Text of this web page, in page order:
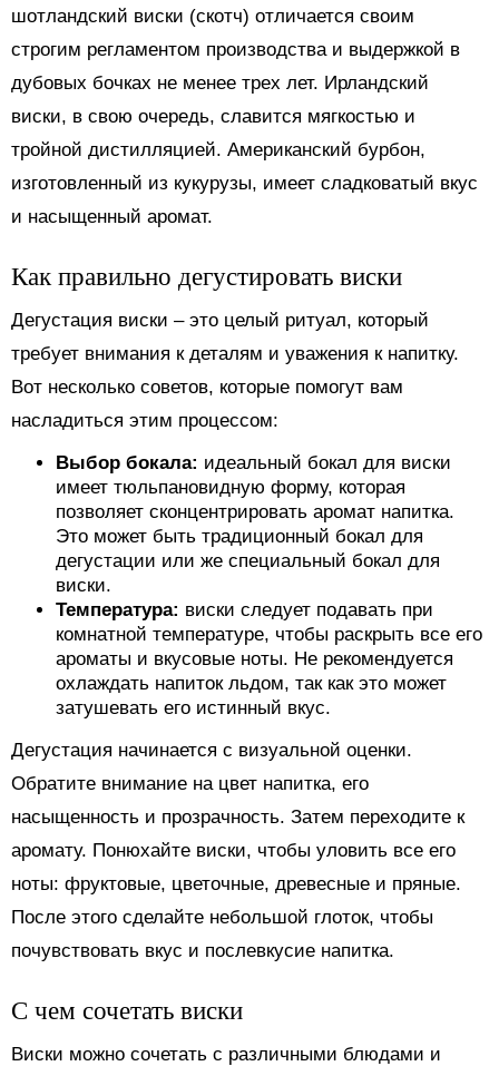
шотландский виски (скотч) отличается своим
строгим регламентом производства и выдержкой в
дубовых бочках не менее трех лет. Ирландский
виски, в свою очередь, славится мягкостью и
тройной дистилляцией. Американский бурбон,
изготовленный из кукурузы, имеет сладковатый вкус
и насыщенный аромат.
Как правильно дегустировать виски
Дегустация виски – это целый ритуал, который
требует внимания к деталям и уважения к напитку.
Вот несколько советов, которые помогут вам
насладиться этим процессом:
Выбор бокала: идеальный бокал для виски
имеет тюльпановидную форму, которая
позволяет сконцентрировать аромат напитка.
Это может быть традиционный бокал для
дегустации или же специальный бокал для
виски.
Температура: виски следует подавать при
комнатной температуре, чтобы раскрыть все его
ароматы и вкусовые ноты. Не рекомендуется
охлаждать напиток льдом, так как это может
затушевать его истинный вкус.
Дегустация начинается с визуальной оценки.
Обратите внимание на цвет напитка, его
насыщенность и прозрачность. Затем переходите к
аромату. Понюхайте виски, чтобы уловить все его
ноты: фруктовые, цветочные, древесные и пряные.
После этого сделайте небольшой глоток, чтобы
почувствовать вкус и послевкусие напитка.
С чем сочетать виски
Виски можно сочетать с различными блюдами и